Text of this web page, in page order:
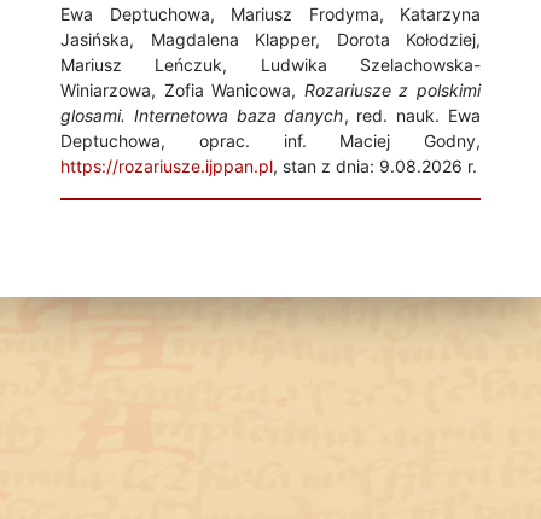
Ewa Deptuchowa, Mariusz Frodyma, Katarzyna
Jasińska, Magdalena Klapper, Dorota Kołodziej,
Mariusz Leńczuk, Ludwika Szelachowska-
Winiarzowa, Zofia Wanicowa, Rozariusze z polskimi
glosami. Internetowa baza danych, red. nauk. Ewa
Deptuchowa, oprac. inf. Maciej Godny,
https://rozariusze.ijppan.pl, stan z dnia: 9.08.2026 r.